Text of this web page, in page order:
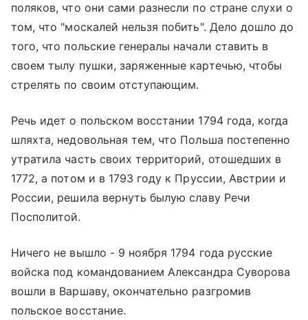
поляков, что они сами разнесли по стране слухи о
том, что "москалей нельзя побить". Дело дошло до
того, что польские генералы начали ставить в
своем тылу пушки, заряженные картечью, чтобы
стрелять по своим отступающим.
Речь идет о польском восстании 1794 года, когда
шляхта, недовольная тем, что Польша постепенно
утратила часть своих территорий, отошедших в
1772, а потом и в 1793 году к Пруссии, Австрии и
России, решила вернуть былую славу Речи
Посполитой.
Ничего не вышло - 9 ноября 1794 года русские
войска под командованием Александра Суворова
вошли в Варшаву, окончательно разгромив
польское восстание.